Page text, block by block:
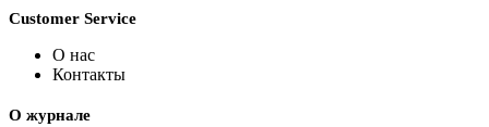
Customer Service
О нас
Контакты
О журнале